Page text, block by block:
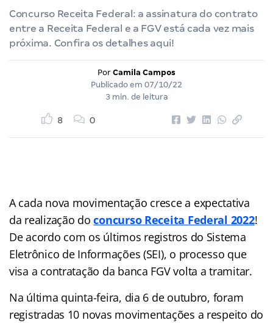
Concurso Receita Federal: a assinatura do contrato
entre a Receita Federal e a FGV está cada vez mais
próxima. Confira os detalhes aqui!
Por Camila Campos
Publicado em 07/10/22
3 min. de leitura
8 0
A cada nova movimentação cresce a expectativa
da realização doconcurso Receita Federal 2022!
De acordo com os últimos registros do Sistema
Eletrônico de Informações (SEI), o processo que
visa a contratação da banca FGV volta a tramitar.
Na última quinta-feira, dia 6 de outubro, foram
registradas 10 novas movimentações a respeito do